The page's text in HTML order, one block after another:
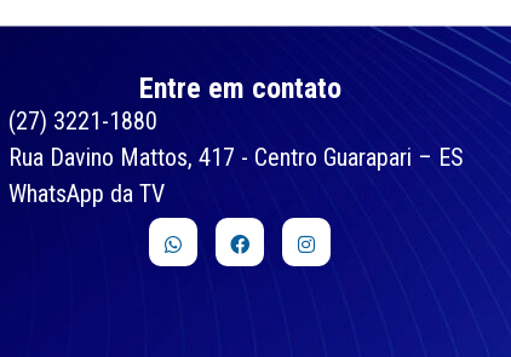
Entre em contato
(27) 3221-1880
Rua Davino Mattos, 417 - Centro Guarapari – ES
WhatsApp da TV